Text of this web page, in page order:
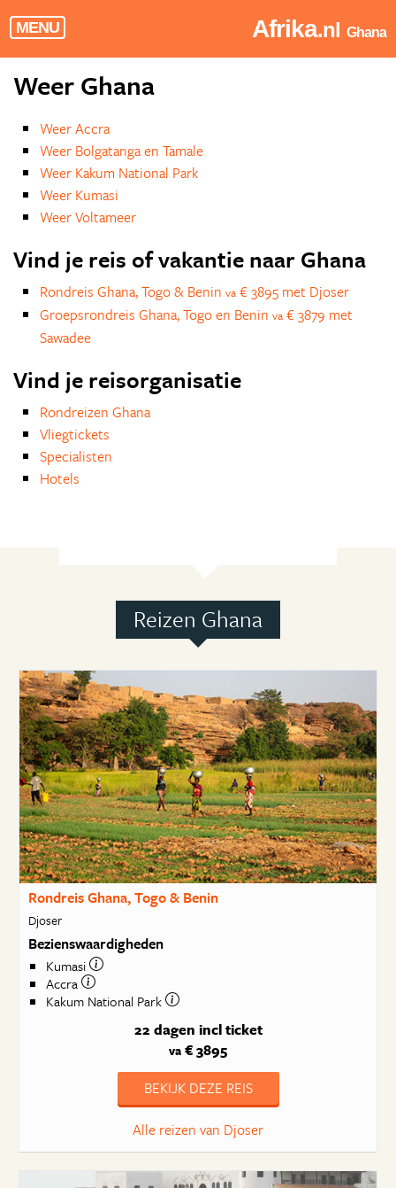
MENU Afrika.nl Ghana
Weer Ghana
Weer Accra
Weer Bolgatanga en Tamale
Weer Kakum National Park
Weer Kumasi
Weer Voltameer
Vind je reis of vakantie naar Ghana
Rondreis Ghana, Togo & Benin va € 3895 met Djoser
Groepsrondreis Ghana, Togo en Benin va € 3879 met
Sawadee
Vind je reisorganisatie
Rondreizen Ghana
Vliegtickets
Specialisten
Hotels
Reizen Ghana
Rondreis Ghana, Togo & Benin
Djoser
Bezienswaardigheden
Kumasi
Accra
Kakum National Park
22 dagen incl ticket
va € 3895
BEKIJK DEZE REIS
Alle reizen van Djoser